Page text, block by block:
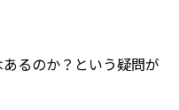
るのか？という疑問が